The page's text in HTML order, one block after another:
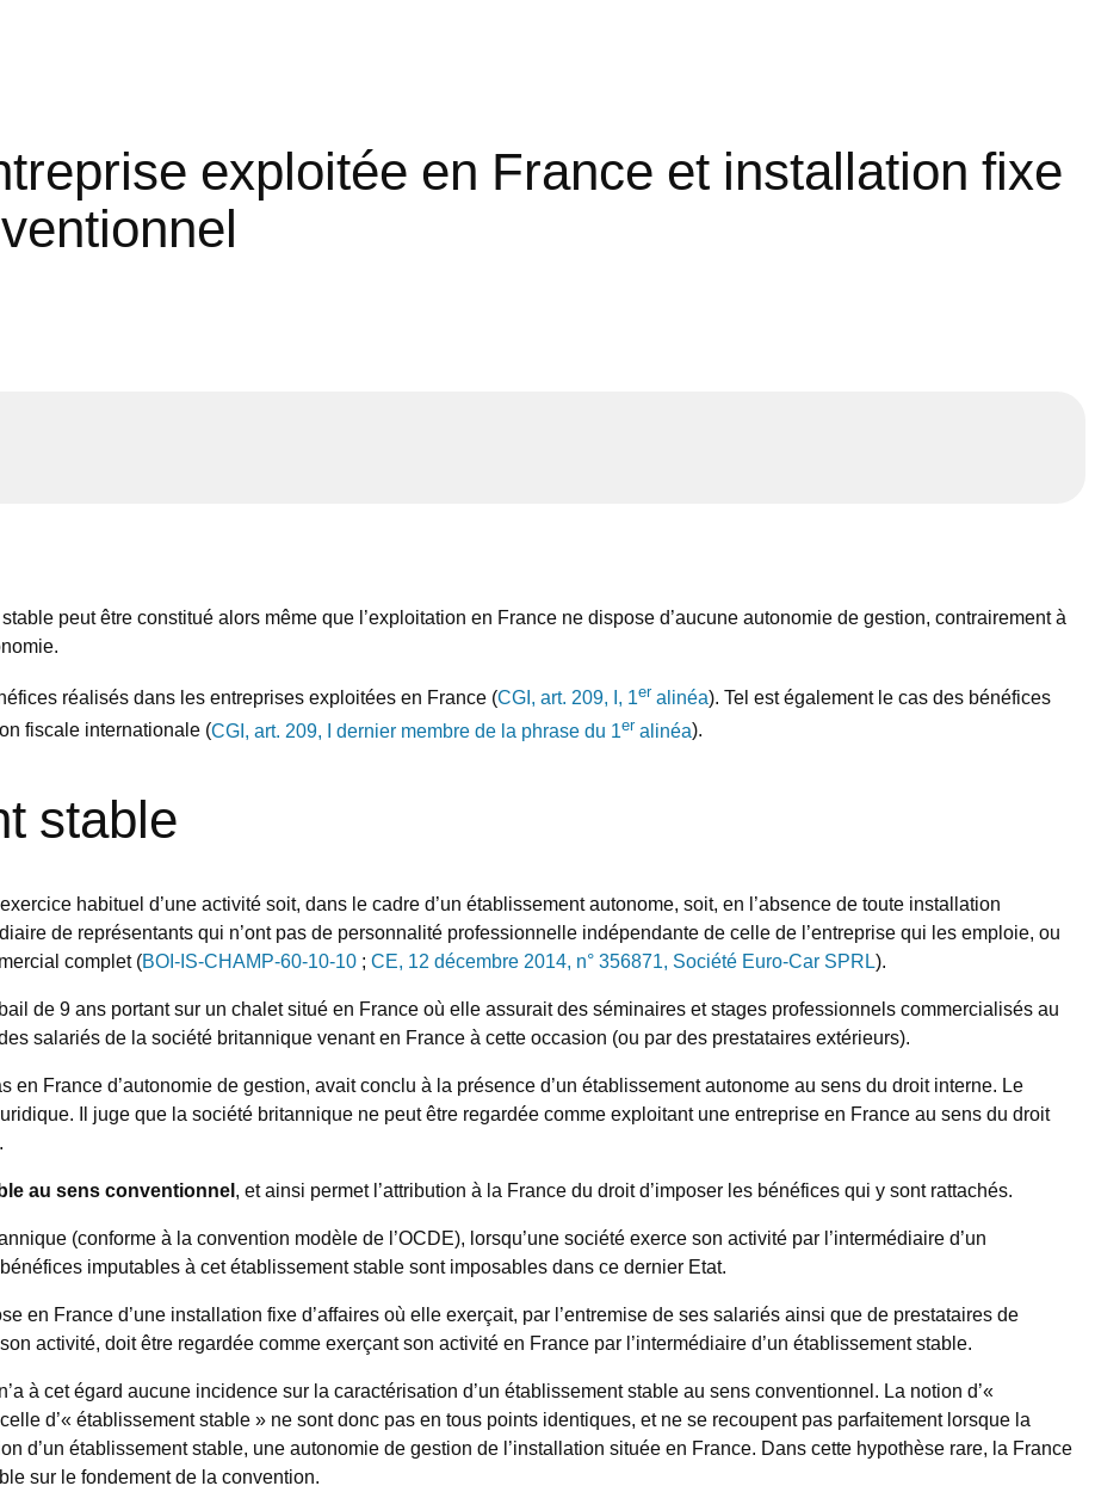
exploitée en France et installation fixe
peut être constitué alors même que l’exploitation en France ne dispose d’aucune autonomie de gestion, contrairement à
réalisés dans les entreprises exploitées en France (CGI, art. 209, I, 1eralinéa). Tel est également le cas des bénéfices
fiscale internationale (CGI, art. 209, I dernier membre de la phrase du 1eralinéa).
stable
habituel d’une activité soit, dans le cadre d’un établissement autonome, soit, en l’absence de toute installation
de représentants qui n’ont pas de personnalité professionnelle indépendante de celle de l’entreprise qui les emploie, ou
complet (BOI-IS-CHAMP-60-10-10 ; CE, 12 décembre 2014, n° 356871, Société Euro-Car SPRL).
de 9 ans portant sur un chalet situé en France où elle assurait des séminaires et stages professionnels commercialisés au
salariés de la société britannique venant en France à cette occasion (ou par des prestataires extérieurs).
en France d’autonomie de gestion, avait conclu à la présence d’un établissement autonome au sens du droit interne. Le
Il juge que la société britannique ne peut être regardée comme exploitant une entreprise en France au sens du droit
au sens conventionnel, et ainsi permet l’attribution à la France du droit d’imposer les bénéfices qui y sont rattachés.
(conforme à la convention modèle de l’OCDE), lorsqu’une société exerce son activité par l’intermédiaire d’un
imputables à cet établissement stable sont imposables dans ce dernier Etat.
en France d’une installation fixe d’affaires où elle exerçait, par l’entremise de ses salariés ainsi que de prestataires de
activité, doit être regardée comme exerçant son activité en France par l’intermédiaire d’un établissement stable.
à cet égard aucune incidence sur la caractérisation d’un établissement stable au sens conventionnel. La notion d’«
d’« établissement stable » ne sont donc pas en tous points identiques, et ne se recoupent pas parfaitement lorsque la
d’un établissement stable, une autonomie de gestion de l’installation située en France. Dans cette hypothèse rare, la France
sur le fondement de la convention.